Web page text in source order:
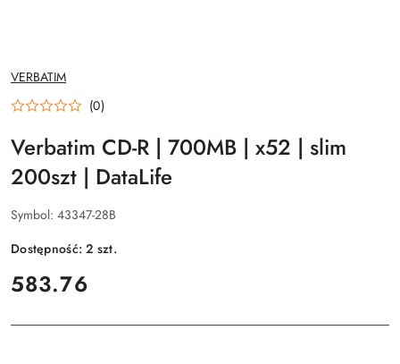
NAZWA
PRODUCENTA:
VERBATIM
(0)
Verbatim CD-R | 700MB | x52 | slim
200szt | DataLife
Symbol: 43347-28B
Dostępność:2 szt.
cena:
583.76